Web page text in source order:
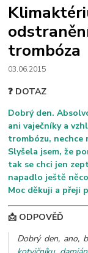
trombóza
03.06.2015
❓ DOTAZ
Dobrý den.
ani vaječníky a
trombózu, nechce
Slyšela jsem, že
tak se chci jen
napadlo ještě
Moc děkuji a přeji
📩 ODPOVĚĎ
Dobrý den, ano,